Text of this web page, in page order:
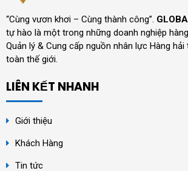
“Cùng vươn khơi – Cùng thành công”.
tự hào là một trong những doanh nghiệp
Quản lý & Cung cấp nguồn nhân lực Hàng
toàn thế giới.
LIÊN KẾT NHANH
Giới thiệu
Khách Hàng
Tin tức